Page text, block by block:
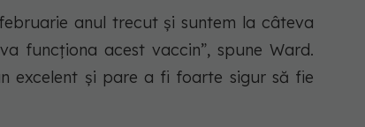
anul trecut și suntem la câteva
funcționa acest vaccin”, spune Ward.
excelent și pare a fi foarte sigur să fie